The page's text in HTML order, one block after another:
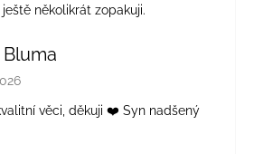
několikrát zopakuji.
Bluma
obchodu je 5 z 5 hviezdičiek.
věci, děkuji ❤️ Syn nadšený